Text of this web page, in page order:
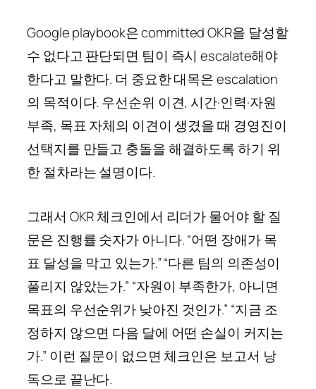
Google playbook은 committed OKR을 달성할
수 없다고 판단되면 팀이 즉시 escalate해야
한다고 말한다. 더 중요한 대목은 escalation
의 목적이다. 우선순위 이견, 시간·인력·자원
부족, 목표 자체의 이견이 생겼을 때 경영진이
선택지를 만들고 충돌을 해결하도록 하기 위
한 절차라는 설명이다.
그래서 OKR 체크인에서 리더가 물어야 할 질
문은 진행률 숫자가 아니다. “어떤 장애가 목
표 달성을 막고 있는가.” “다른 팀의 의존성이
풀리지 않았는가.” “자원이 부족한가, 아니면
목표의 우선순위가 낮아진 것인가.” “지금 조
정하지 않으면 다음 달에 어떤 손실이 커지는
가.” 이런 질문이 없으면 체크인은 보고서 낭
독으로 끝난다.